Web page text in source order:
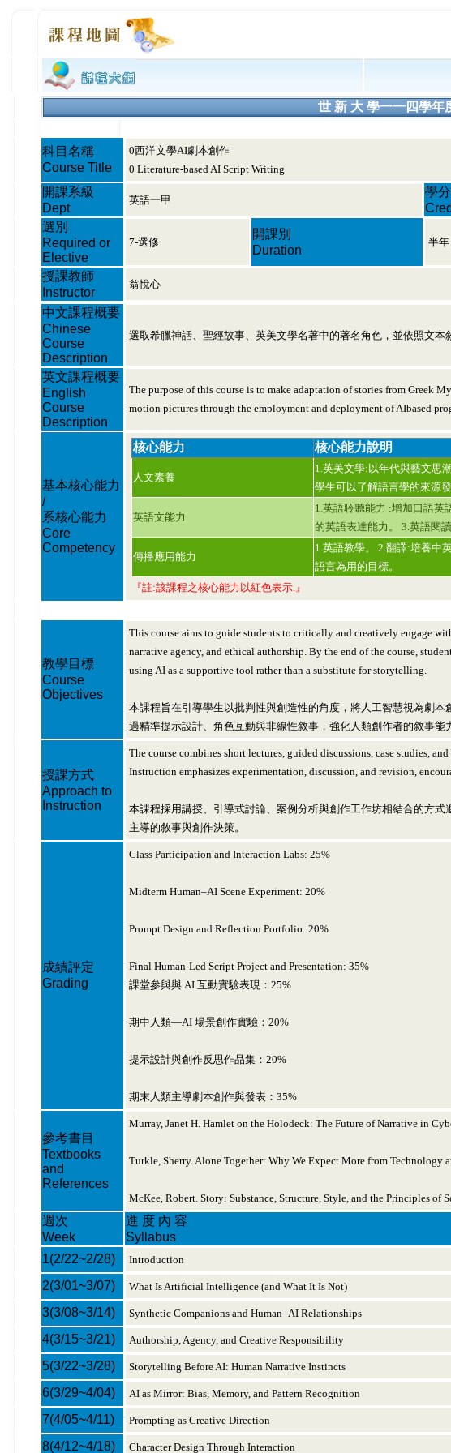
世 新 大 學一一四學
科目名稱
Course Title
0西洋文學AI劇本創作
0 Literature-based AI Script Writing
開課系級
Dept
英語一甲
學
選別
Required or
Elective
7-選修
開課別
Duration
半
授課教師
Instructor
翁悅心
中文課程概要
Chinese
Course
Description
選取希臘神話、聖經故事、英美文學名著中的著名角色，並依照文本
英文課程概要
English
Course
Description
The purpose of this course is to make adaptation of stories from Greek
motion pictures through the employment and deployment of AIbased
基本核心能力
/
系核心能力
Core
Competency
核心能力 核心能力說明
人文素養
1.英美文學:以年代與藝文思
學生可以了解語言學的來源
英語文能力
1.英語聆聽能力 :增加口語英
的英語表達能力。 3.英語閱
傳播應用能力
1.英語教學。 2.翻譯:培養中
語言為用的目標。
『註:該課程之核心能力以紅色表示.』
教學目標
Course
Objectives
This course aims to guide students to critically and creatively engage
narrative agency, and ethical authorship. By the end of the course,
using AI as a supportive tool rather than a substitute for storytelling.
本課程旨在引導學生以批判性與創造性的角度，將人工智慧視為劇
過精準提示設計、角色互動與非線性敘事，強化人類創作者的敘事能
授課方式
Approach to
Instruction
The course combines short lectures, guided discussions, case studies,
Instruction emphasizes experimentation, discussion, and revision,
本課程採用講授、引導式討論、案例分析與創作工作坊相結合的方
主導的敘事與創作決策。
成績評定
Grading
Class Participation and Interaction Labs: 25%
Midterm Human–AI Scene Experiment: 20%
Prompt Design and Reflection Portfolio: 20%
Final Human-Led Script Project and Presentation: 35%
課堂參與與 AI 互動實驗表現：25%
期中人類—AI 場景創作實驗：20%
提示設計與創作反思作品集：20%
期末人類主導劇本創作與發表：35%
參考書目
Textbooks
and
References
Murray, Janet H. Hamlet on the Holodeck: The Future of Narrative in
Turkle, Sherry. Alone Together: Why We Expect More from Technology
McKee, Robert. Story: Substance, Structure, Style, and the Principles of
週次
Week
進 度 內 容
Syllabus
1(2/22~2/28) Introduction
2(3/01~3/07) What Is Artificial Intelligence (and What It Is Not)
3(3/08~3/14) Synthetic Companions and Human–AI Relationships
4(3/15~3/21) Authorship, Agency, and Creative Responsibility
5(3/22~3/28) Storytelling Before AI: Human Narrative Instincts
6(3/29~4/04) AI as Mirror: Bias, Memory, and Pattern Recognition
7(4/05~4/11) Prompting as Creative Direction
8(4/12~4/18) Character Design Through Interaction